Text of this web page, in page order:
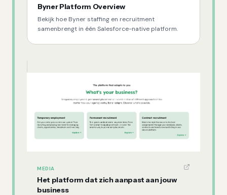
Byner Platform Overview
Bekijk hoe Byner staffing en recruitment
samenbrengt in één Salesforce-native platform.
MEDIA
Het platform dat zich aanpast aan jouw
business